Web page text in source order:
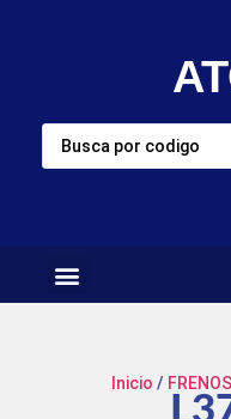
Inicio / FRENOS